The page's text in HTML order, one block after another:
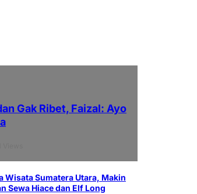
Gak Ribet, Faizal: Ayo
Wisata Sumatera Utara, Makin
Sewa Hiace dan Elf Long